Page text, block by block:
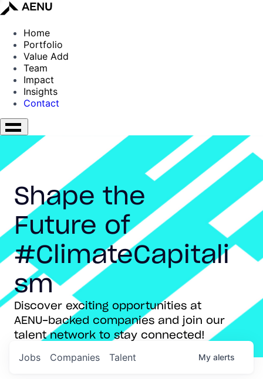
Home
Portfolio
Value Add
Team
Impact
Insights
Contact
Shape the
Future of
#ClimateCapitali
sm
Discover exciting opportunities at
AENU-backed companies and join our
talent network to stay connected!
Jobs Companies Talent My alerts